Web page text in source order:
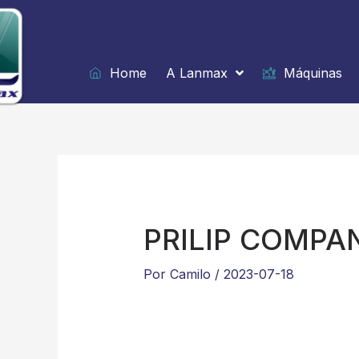
Ir
para
o
conteúdo
Home
A Lanmax Máquinas
PRILIP
Por Camilo / 2023-07-18